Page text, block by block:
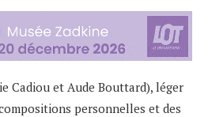
Cadiou et Aude Bouttard), léger
personnelles et des